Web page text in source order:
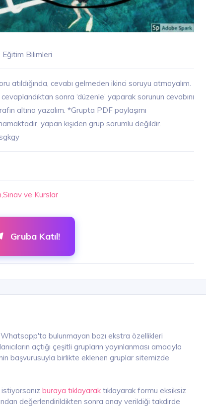
Eğitim Bilimleri
atıldığında, cevabı gelmeden ikinci soruyu atmayalım.
sonra ‘düzenle’ yaparak sorunun cevabını
altına yazalım. *Grupta PDF paylaşımı
yapan kişiden grup sorumlu değildir.
ve Kurslar
Gruba Katıl!
bulunmayan bazı ekstra özellikleri
açtığı çeşitli grupların yayınlanması amacıyla
başvurusuyla birlikte eklenen gruplar sitemizde
buraya tıklayarak tıklayarak formu eksiksiz
değerlendirildikten sonra onay verildiği takdirde